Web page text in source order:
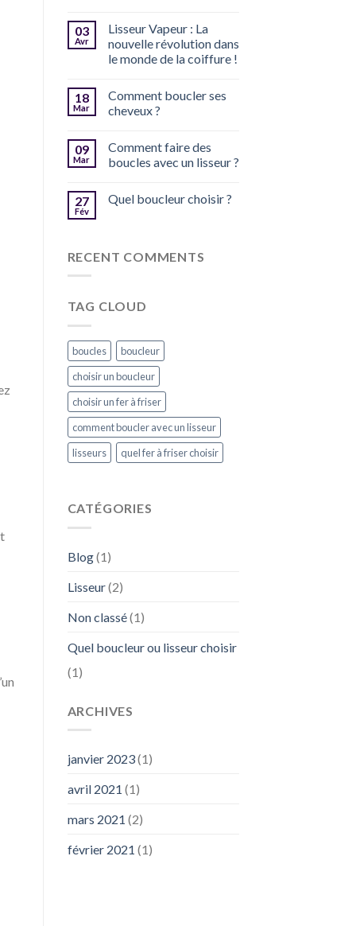
03
Avr
Lisseur Vapeur : La
nouvelle révolution dans
le monde de la coiffure !
18
Mar
Comment boucler ses
cheveux ?
09
Mar
Comment faire des
boucles avec un lisseur ?
27
Fév
Quel boucleur choisir ?
RECENT COMMENTS
TAG CLOUD
boucles
boucleur
choisir un boucleur
choisir un fer à friser
comment boucler avec un lisseur
lisseurs
quel fer à friser choisir
CATÉGORIES
Blog(1)
Lisseur(2)
Non classé(1)
Quel boucleur ou lisseur choisir
(1)
ARCHIVES
janvier 2023(1)
avril 2021 (1)
mars 2021 (2)
février 2021 (1)